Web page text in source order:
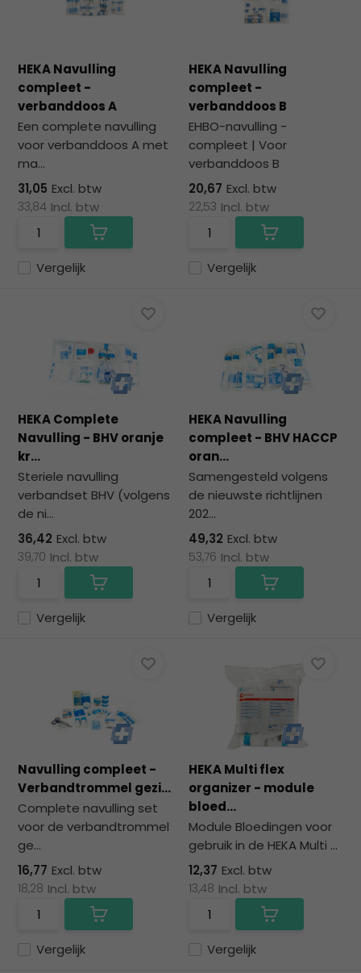
HEKA Navulling
compleet -
verbanddoos A
Een complete navulling
voor verbanddoos A met
ma...
Vergelijk
31,05 Excl. btw
33,84 Incl. btw
HEKA Navulling
compleet -
verbanddoos B
EHBO-navulling -
compleet | Voor
verbanddoos B
Vergelijk
20,67 Excl. btw
22,53 Incl. btw
HEKA Complete
Navulling - BHV oranje
kr...
Steriele navulling
verbandset BHV (volgens
de ni...
Vergelijk
36,42 Excl. btw
39,70 Incl. btw
HEKA Navulling
compleet - BHV HACCP
oran...
Samengesteld volgens
de nieuwste richtlijnen
202...
Vergelijk
49,32 Excl. btw
53,76 Incl. btw
Navulling compleet -
Verbandtrommel gezi...
Complete navulling set
voor de verbandtrommel
ge...
Vergelijk
16,77 Excl. btw
18,28 Incl. btw
HEKA Multi flex
organizer - module
bloed...
Module Bloedingen voor
gebruik in de HEKA Multi ...
Vergelijk
12,37 Excl. btw
13,48 Incl. btw